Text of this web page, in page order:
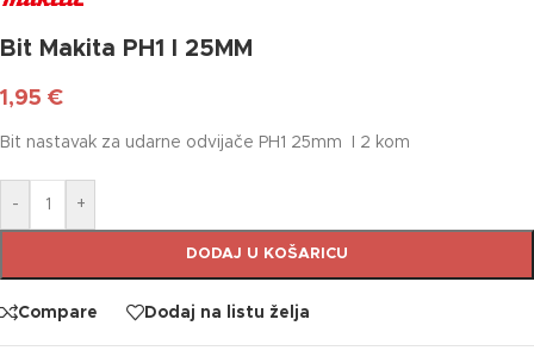
Bit Makita PH1 I 25MM
1,95 €
Bit nastavak za udarne odvijače PH1 25mm I 2 kom
- +
DODAJ U KOŠARICU
Compare Dodaj na listu želja